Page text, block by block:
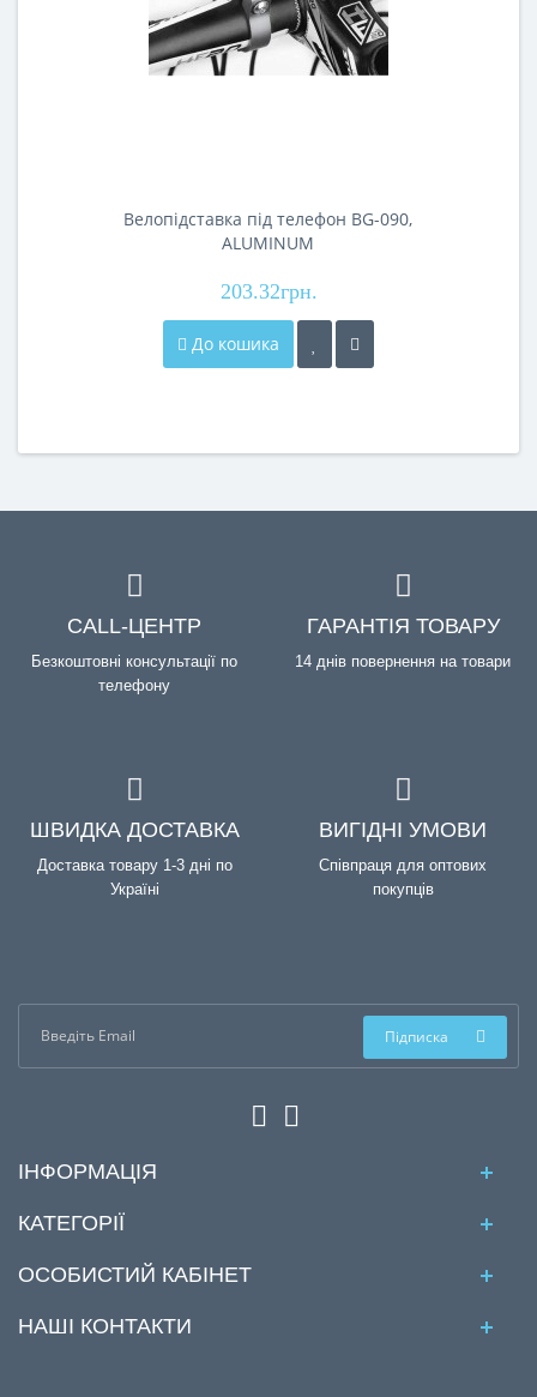
Велопідставка під телефон BG-090,
ALUMINUM
203.32грн.
До кошика
CALL-ЦЕНТР
Безкоштовні консультації по
телефону
ГАРАНТІЯ ТОВАРУ
14 днів повернення на товари
ШВИДКА ДОСТАВКА
Доставка товару 1-3 дні по
Україні
ВИГІДНІ УМОВИ
Співпраця для оптових
покупців
Підписка
ІНФОРМАЦІЯ
КАТЕГОРІЇ
ОСОБИСТИЙ КАБІНЕТ
НАШІ КОНТАКТИ